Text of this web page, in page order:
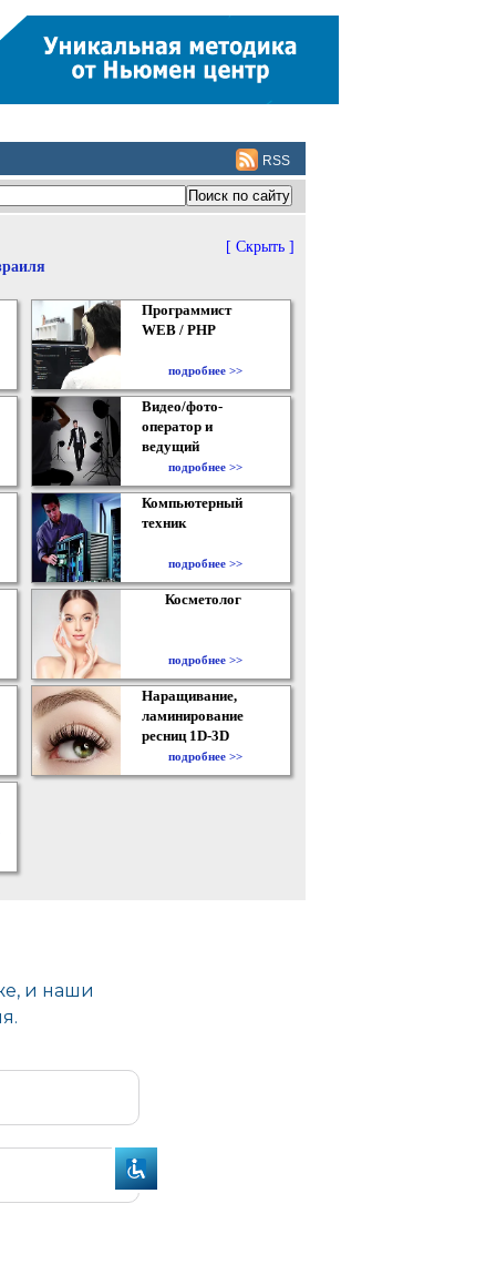
RSS
[ Скрыть ]
Программист
WEB / PHP
подробнее >>
Видео/фото-
оператор и
ведущий
подробнее >>
Компьютерный
техник
подробнее >>
Косметолог
подробнее >>
Наращивание,
ламинирование
ресниц 1D-3D
подробнее >>